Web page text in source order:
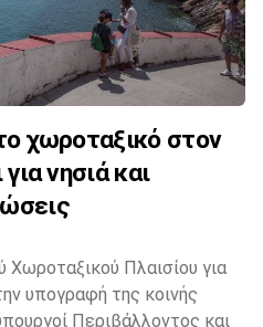
χωροταξικό στον
νησιά και
Χωροταξικού Πλαισίου για
υπογραφή της κοινής
Περιβάλλοντος και